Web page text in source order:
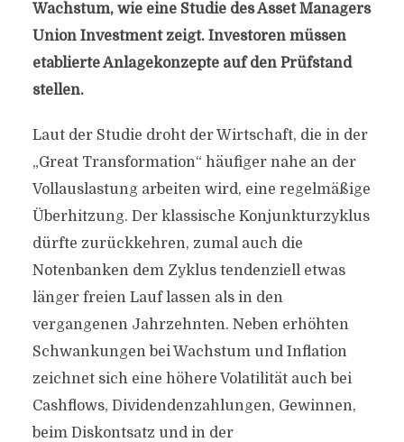
Wachstum, wie eine Studie des Asset Managers
Union Investment zeigt. Investoren müssen
etablierte Anlagekonzepte auf den Prüfstand
stellen.
Laut der Studie droht der Wirtschaft, die in der
„Great Transformation“ häufiger nahe an der
Vollauslastung arbeiten wird, eine regelmäßige
Überhitzung. Der klassische Konjunkturzyklus
dürfte zurückkehren, zumal auch die
Notenbanken dem Zyklus tendenziell etwas
länger freien Lauf lassen als in den
vergangenen Jahrzehnten. Neben erhöhten
Schwankungen bei Wachstum und Inflation
zeichnet sich eine höhere Volatilität auch bei
Cashflows, Dividendenzahlungen, Gewinnen,
beim Diskontsatz und in der